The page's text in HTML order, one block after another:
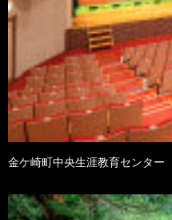
金ケ崎町中央生涯教育センター